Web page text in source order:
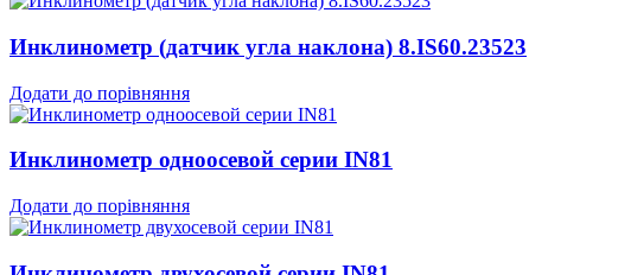
Инклинометр (датчик угла наклона) 8.IS60.23523
Додати до порівняння
Инклинометр одноосевой серии IN81
Додати до порівняння